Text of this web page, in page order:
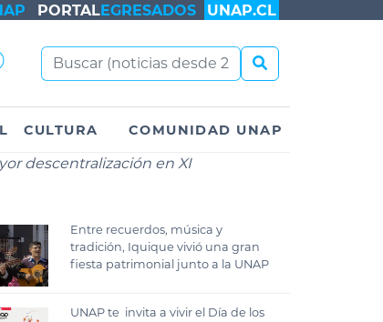
PORTALEGRESADOS UNAP.CL
CULTURA COMUNIDAD UNAP
descentralización en XI
Entre recuerdos, música y
tradición, Iquique vivió una gran
fiesta patrimonial junto a la UNAP
UNAP te invita a vivir el Día de los